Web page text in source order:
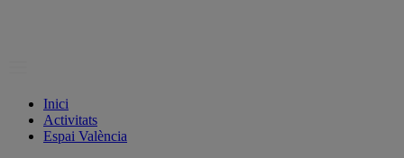
Inici
Activitats
Espai València